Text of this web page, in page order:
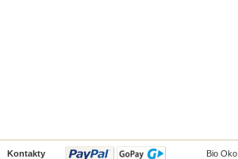
Kontakty Bio Oko